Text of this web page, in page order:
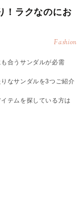
！ラクなのにお
Fashion
合うサンダルが必需
なサンダルを3つご紹介
テムを探している方は